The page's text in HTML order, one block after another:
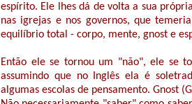
espírito. Ele lhes dá de volta a sua
nas igrejas e nos governos, que
equilíbrio total - corpo, mente, gnost e
Então ele se tornou um "não", ele se
assumindo que no Inglês ela é
algumas escolas de pensamento. Gnost